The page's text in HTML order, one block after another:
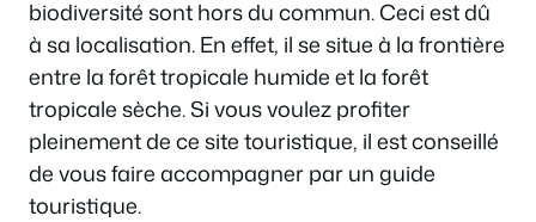
biodiversité sont hors du commun. Ceci est dû
à sa localisation. En effet, il se situe à la frontière
entre la forêt tropicale humide et la forêt
tropicale sèche. Si vous voulez profiter
pleinement de ce site touristique, il est conseillé
de vous faire accompagner par un guide
touristique.